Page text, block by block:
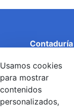
Entidad
Público
Torre 1 (Aire) -
Código Postal:
Usamos cookies
para mostrar
contenidos
personalizados,